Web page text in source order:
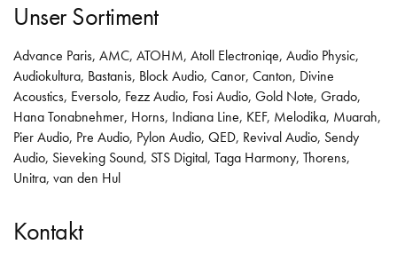
Unser Sortiment
Advance Paris, AMC, ATOHM, Atoll Electroniqe, Audio Physic,
Audiokultura, Bastanis, Block Audio, Canor, Canton, Divine
Acoustics, Eversolo, Fezz Audio, Fosi Audio, Gold Note, Grado,
Hana Tonabnehmer, Horns, Indiana Line, KEF, Melodika, Muarah,
Pier Audio, Pre Audio, Pylon Audio, QED, Revival Audio, Sendy
Audio, Sieveking Sound, STS Digital, Taga Harmony, Thorens,
Unitra, van den Hul
Kontakt